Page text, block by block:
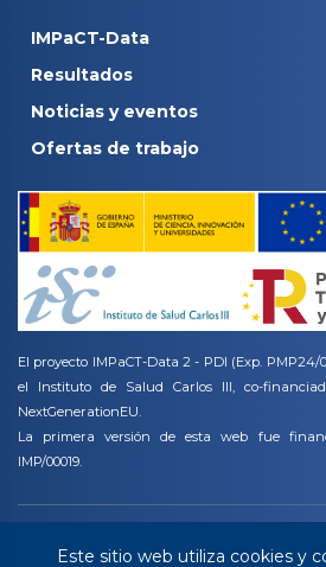
IMPaCT-Data
Resultados
Noticias y eventos
Ofertas de trabajo
El proyecto IMPaCT-Data 2 - PDI (Exp.
el Instituto de Salud Carlos III, co-
NextGenerationEU.
La primera versión de esta web fue
IMP/00019.
Este sitio web utiliza cookies y